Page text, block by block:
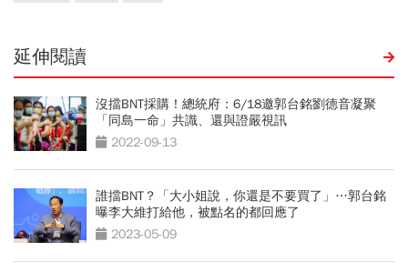
延伸閱讀
沒擋BNT採購！總統府：6/18邀郭台銘劉德音凝聚
「同島一命」共識、還與證嚴視訊
2022-09-13
誰擋BNT？「大小姐說，你還是不要買了」…郭台銘
曝李大維打給他，被點名的都回應了
2023-05-09